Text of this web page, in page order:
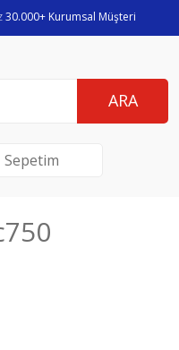
30.000+ Kurumsal Müşteri
ARA
Sepetim